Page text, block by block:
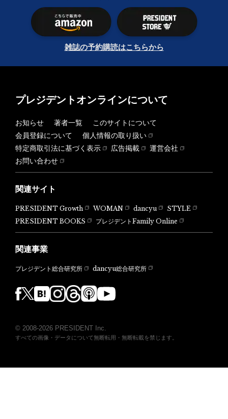
雑誌の予約購読はこちらから
プレジデントオンラインについて
お知らせ 著者一覧
このサイトについて
会員登録について
個人情報の取り扱い
特定商取引法に基づく表示
広告掲載
運営会社
お問い合わせ
関連サイト
PRESIDENT Growth WOMAN dancyu
STYLE
PRESIDENT BOOKS
プレジデントFamily Online
関連事業
プレジデント総合研究所 dancyu総合研究所
© 2008-2026 PRESIDENT Inc.
すべての画像・データについて無断転用・無断転載を禁じます。